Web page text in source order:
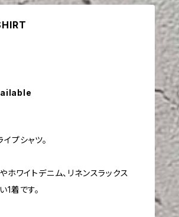
プシャツ。
ホワイトデニム、リネンスラックス
着です。